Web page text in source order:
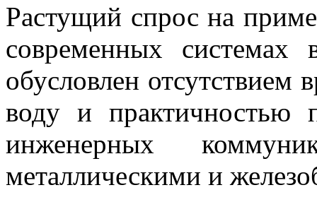
Растущий спрос на
современных системах
обусловлен отсутствием
воду и практичностью
инженерных
металлическими и